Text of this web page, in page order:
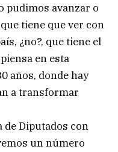
pudimos avanzar o
tiene que ver con
¿no?, que tiene el
en esta
años, donde hay
a transformar
de Diputados con
un número